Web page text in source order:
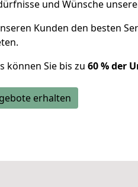
und Wünsche
Kunden den besten
können Sie bis zu 60 % der
erhalten